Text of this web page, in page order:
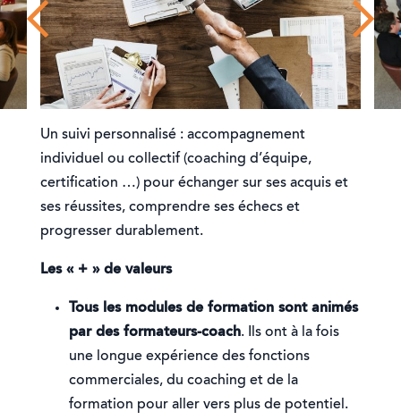
Un suivi personnalisé : accompagnement
individuel ou collectif (coaching d’équipe,
certification …) pour échanger sur ses acquis et
ses réussites, comprendre ses échecs et
progresser durablement.
Les « + » de valeurs
Tous les modules de formation sont animés
par des formateurs-coach. Ils ont à la fois
une longue expérience des fonctions
commerciales, du coaching et de la
formation pour aller vers plus de potentiel.